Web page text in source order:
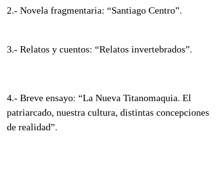
2.- Novela fragmentaria: “Santiago Centro”.
3.- Relatos y cuentos: “Relatos invertebrados”.
4.- Breve ensayo: “La Nueva Titanomaquia. El
patriarcado, nuestra cultura, distintas concepciones
de realidad”.